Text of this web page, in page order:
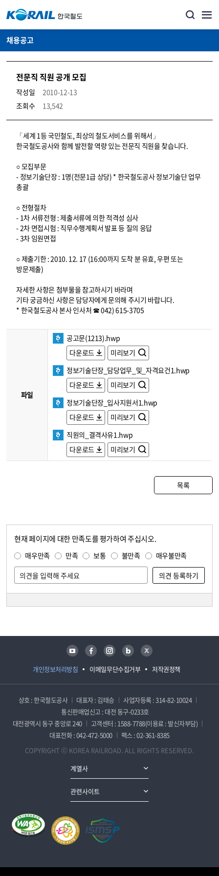
채용공고
전문직 직원 공개 모집
작성일
2010-12-13
조회수
13,542
코레일소개_경영공시_채용공고 상세보기 – 내용, 파일, 담당자 연락처로 구성
「세계 1등 국민철도, 최상의 철도서비스를 위해서」
한국철도공사와 함께 발전할 역량 있는 전문직 직원을 찾습니다.
○ 모집부문
- 정보기술단장 : 1명(전문1급 상당) * 한국철도공사 정보기술단 업무
총괄
○ 전형절차
- 1차 서류전형 : 제출서류에 의한 적격성 심사
- 2차 면접시험 : 직무수행계획서 발표 등 질의 응답
- 3차 임원면접
○ 제출기한 : 2010. 12. 17 (16:00까지 도착 분 유효, 우편 또는
방문제출)
자세한 사항은 첨부물을 참고하시기 바라며
기타 궁금하신 사항은 담당자에게 문의해 주시기 바랍니다.
* 한국철도공사 본사 인사처 ☎ 042) 615-3705
파일
공고문(1213).hwp
다운로드
미리보기
정보기술단장_담당업무_및_자격요건1.hwp
다운로드
미리보기
정보기술단장_입사지원서1.hwp
다운로드
미리보기
직원의_결격사유1.hwp
다운로드
미리보기
목록
현재 페이지에 대한 만족도를 평가하여 주십시오.
매우만족 만족 보통 불만족 매우불만족
개인정보처리방침 이메일무단수집거부 저작권정책
유튜브 페이스북 인스타그램 블로그 트위터
상호 : 한국철도공사 대표자 : 김태승
사업자등록 : 314-82-10024
통신판매업신고 : 대전 동구-0233호
대전광역시 동구 중앙로 240
고객센터 : 1588-7788(이용료 : 발신자부담)
대표전화 : 042-472-5000
팩스 : 02-361-8385
COPYRIGHT ⓒ KOREA RAILROAD. ALL RIGHTS RESERVED.
계열사
관련사이트